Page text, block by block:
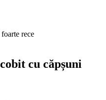
rece
cu căpșuni